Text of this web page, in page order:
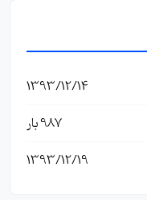
1393/12/14
987 بار
1393/12/19